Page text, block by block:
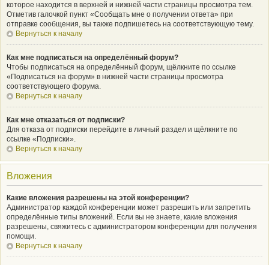
которое находится в верхней и нижней части страницы просмотра тем.
Отметив галочкой пункт «Сообщать мне о получении ответа» при
отправке сообщения, вы также подпишетесь на соответствующую тему.
Вернуться к началу
Как мне подписаться на определённый форум?
Чтобы подписаться на определённый форум, щёлкните по ссылке
«Подписаться на форум» в нижней части страницы просмотра
соответствующего форума.
Вернуться к началу
Как мне отказаться от подписки?
Для отказа от подписки перейдите в личный раздел и щёлкните по
ссылке «Подписки».
Вернуться к началу
Вложения
Какие вложения разрешены на этой конференции?
Администратор каждой конференции может разрешить или запретить
определённые типы вложений. Если вы не знаете, какие вложения
разрешены, свяжитесь с администратором конференции для получения
помощи.
Вернуться к началу